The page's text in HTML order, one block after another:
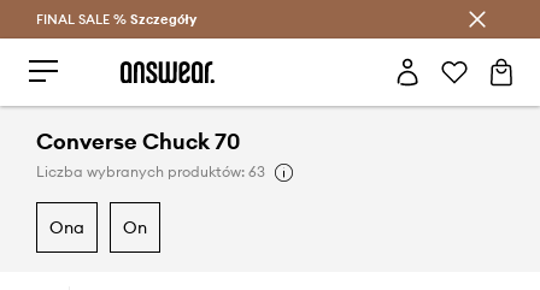
Oszczędzaj z Answear Club >
FINAL SALE % Szczegóły
Converse Chuck 70
Liczba wybranych produktów: 63
ona on